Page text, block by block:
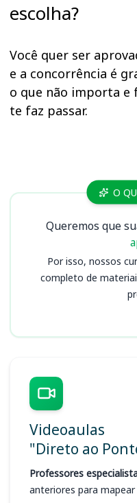
escolha?
Você quer ser
e a concorrência é
o que não importa e
te faz passar.
Cursos O
Queremos que
Por isso, nossos
completo de
Videoaulas
"Direto ao
Professores
anteriores para